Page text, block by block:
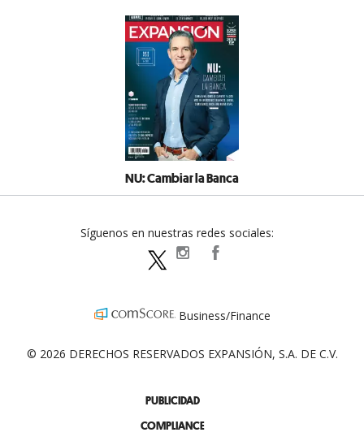
NU: Cambiar la Banca
PUBLICIDAD
COMPLIANCE
Síguenos en nuestras redes sociales:
expansionpolitica
Business/Finance
© 2026 DERECHOS RESERVADOS EXPANSIÓN, S.A. DE C.V.